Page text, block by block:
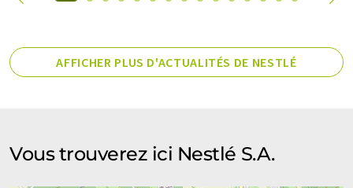
AFFICHER PLUS D'ACTUALITÉS DE NESTLÉ
Vous trouverez ici Nestlé S.A.